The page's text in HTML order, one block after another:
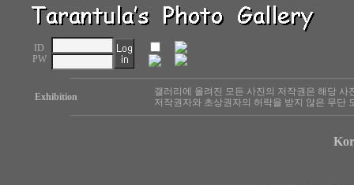
ID
PW
Exhibition
갤러리에 올려진 모든 사진의 저작권은 해당
저작권자와 초상권자의 허락을 받지 않은 무단